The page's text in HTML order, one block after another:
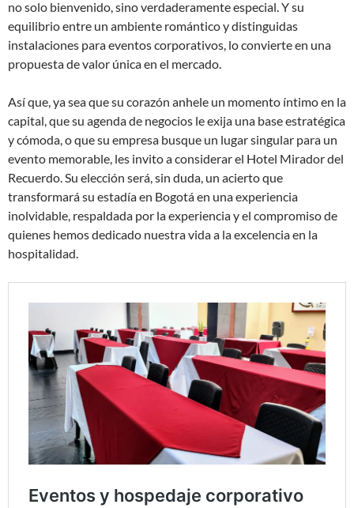
no solo bienvenido, sino verdaderamente especial. Y su
equilibrio entre un ambiente romántico y distinguidas
instalaciones para eventos corporativos, lo convierte en una
propuesta de valor única en el mercado.
Así que, ya sea que su corazón anhele un momento íntimo en la
capital, que su agenda de negocios le exija una base estratégica
y cómoda, o que su empresa busque un lugar singular para un
evento memorable, les invito a considerar el Hotel Mirador del
Recuerdo. Su elección será, sin duda, un acierto que
transformará su estadía en Bogotá en una experiencia
inolvidable, respaldada por la experiencia y el compromiso de
quienes hemos dedicado nuestra vida a la excelencia en la
hospitalidad.